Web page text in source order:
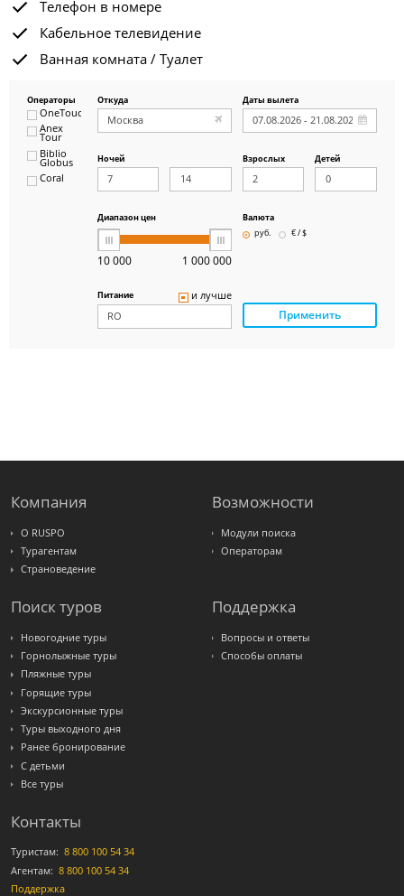
Телефон в номере
Кабельное телевидение
Ванная комната / Туалет
Операторы
OneTouch&Travel
Anex
Tour
Biblio
Globus
Coral
Интурист
Откуда Даты вылета
Ночей Взрослых Детей
Диапазон цен
10 000 1 000 000
Валюта
руб.
€ / $
Питание и лучше
Применить
Компания
О RUSPO
Турагентам
Страноведение
Возможности
Модули поиска
Операторам
Поиск туров
Новогодние туры
Горнолыжные туры
Пляжные туры
Горящие туры
Экскурсионные туры
Туры выходного дня
Ранее бронирование
С детьми
Все туры
Поддержка
Вопросы и ответы
Способы оплаты
Контакты
Туристам: 8 800 100 54 34
Агентам: 8 800 100 54 34
Поддержка